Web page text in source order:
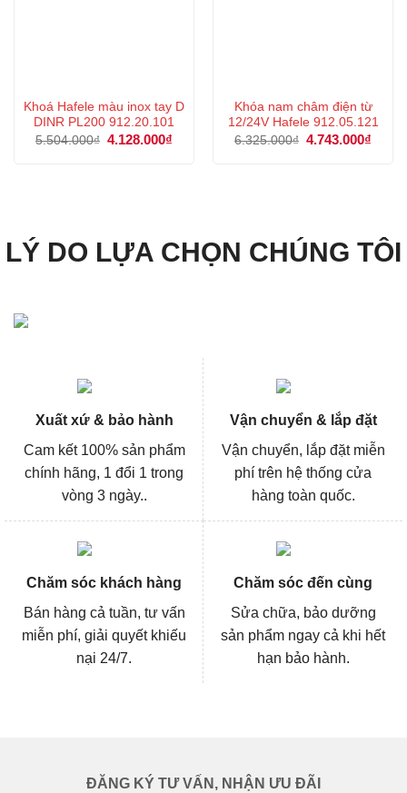
Khoá Hafele màu inox tay D
DINR PL200 912.20.101
5.504.000₫ Giá
4.128.000₫
Khóa nam châm điện từ
12/24V Hafele 912.05.121
6.325.000₫ Giá
4.743.000₫
LÝ DO LỰA CHỌN CHÚNG TÔI
Xuất xứ & bảo hành
Cam kết 100% sản phẩm
chính hãng, 1 đổi 1 trong
vòng 3 ngày..
Vận chuyển & lắp đặt
Vận chuyển, lắp đặt miễn
phí trên hệ thống cửa
hàng toàn quốc.
Chăm sóc khách hàng
Bán hàng cả tuần, tư vấn
miễn phí, giải quyết khiếu
nại 24/7.
Chăm sóc đến cùng
Sửa chữa, bảo dưỡng
sản phẩm ngay cả khi hết
hạn bảo hành.
ĐĂNG KÝ TƯ VẤN, NHẬN ƯU ĐÃI